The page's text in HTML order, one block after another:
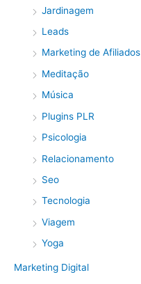
Jardinagem
Leads
Marketing de Afiliados
Meditação
Música
Plugins PLR
Psicologia
Relacionamento
Seo
Tecnologia
Viagem
Yoga
Marketing Digital